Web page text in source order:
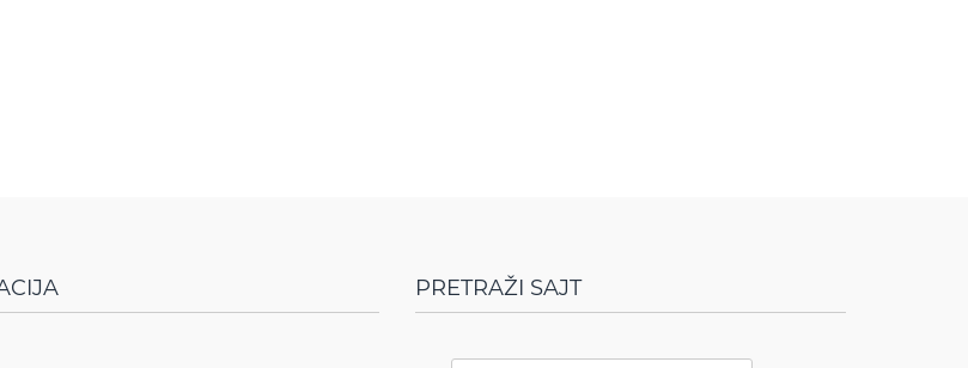
PRETRAŽI SAJT